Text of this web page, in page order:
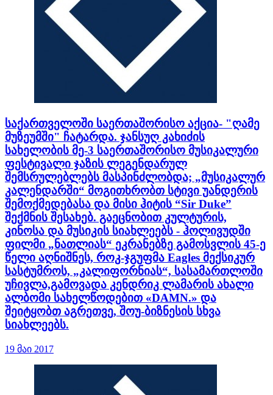
საქართველოში საერთაშორისო აქცია- "ღამე
მუზეუმში" ჩატარდა. ჯანსუღ კახიძის
სახელობის მე-3 საერთაშორისო მუსიკალური
ფესტივალი ჯაზის ლეგენდარულ
შემსრულებლებს მასპინძლობდა; „მუსიკალურ
კალენდარში“ მოგითხრობთ სტივი უანდერის
შემოქმედებასა და მისი ჰიტის “Sir Duke”
შექმნის შესახებ. გაეცნობით კულტურის,
კინოსა და მუსიკის სიახლეებს - ჰოლივუდში
ფილმი „ნათლიას“ ეკრანებზე გამოსვლის 45-ე
წელი აღნიშნეს, როკ-ჯგუფმა Eagles მექსიკურ
სასტუმროს, „კალიფორნიას“, სასამართლოში
უჩივლა,გამოვადა კენდრიკ ლამარის ახალი
ალბომი სახელწოდებით «DAMN.» და
შეიტყობთ აგრეთვე, შოუ-ბიზნესის სხვა
სიახლეებს.
19 მაი 2017